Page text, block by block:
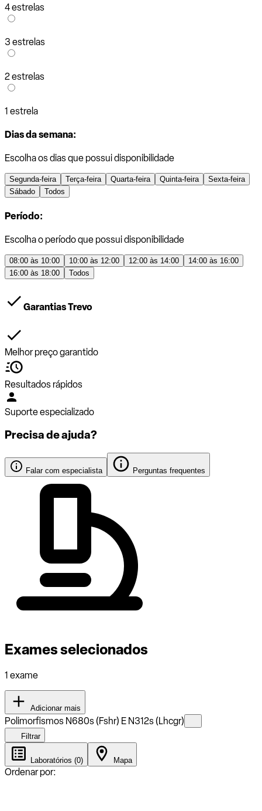
4 estrelas
3 estrelas
2 estrelas
1 estrela
Dias da semana:
Escolha os dias que possui disponibilidade
Segunda-feira Terça-feira Quarta-feira Quinta-feira
Sexta-feira
Sábado
Todos
Período:
Escolha o período que possui disponibilidade
08:00 às 10:00 10:00 às 12:00 12:00 às 14:00
14:00 às 16:00
16:00 às 18:00
Todos
Garantias Trevo
Melhor preço garantido
Resultados rápidos
Suporte especializado
Precisa de ajuda?
Falar com especialista Perguntas frequentes
Exames selecionados
1 exame
Adicionar mais
Polimorfismos N680s (Fshr) E N312s (Lhcgr)
Filtrar
Laboratórios (0) Mapa
Ordenar por: